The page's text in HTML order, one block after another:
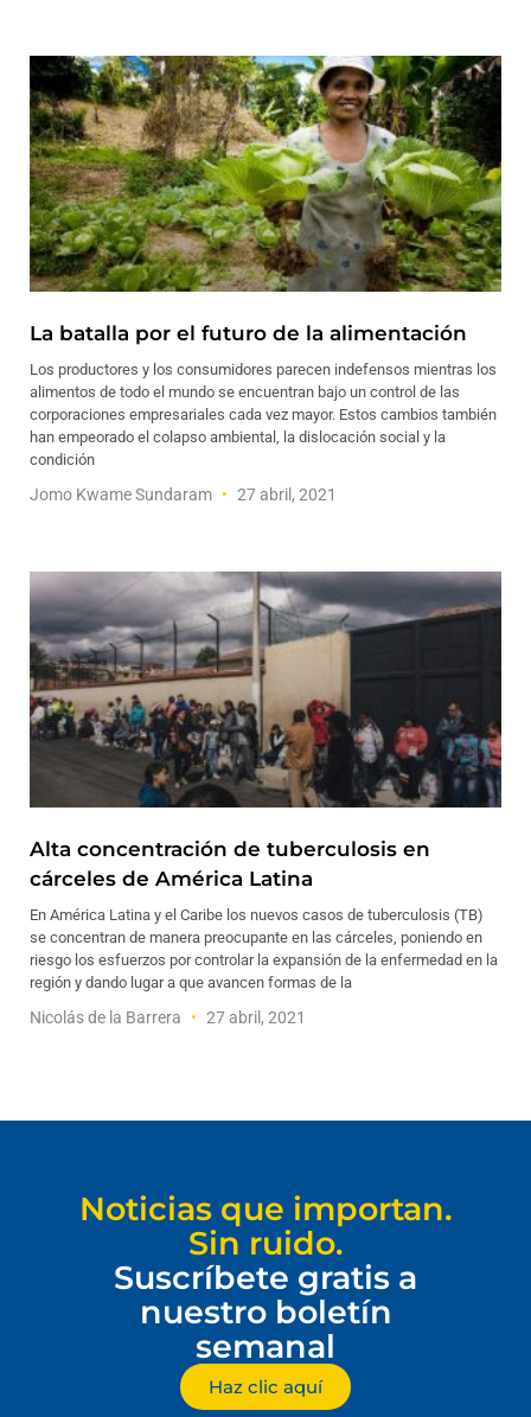
La batalla por el futuro de la alimentación
Los productores y los consumidores parecen indefensos mientras los
alimentos de todo el mundo se encuentran bajo un control de las
corporaciones empresariales cada vez mayor. Estos cambios también
han empeorado el colapso ambiental, la dislocación social y la
condición
Jomo Kwame Sundaram 27 abril, 2021
Alta concentración de tuberculosis en
cárceles de América Latina
En América Latina y el Caribe los nuevos casos de tuberculosis (TB)
se concentran de manera preocupante en las cárceles, poniendo en
riesgo los esfuerzos por controlar la expansión de la enfermedad en la
región y dando lugar a que avancen formas de la
Nicolás de la Barrera 27 abril, 2021
Noticias que importan.
Sin ruido.
Suscríbete gratis a
nuestro boletín
semanal
Haz clic aquí